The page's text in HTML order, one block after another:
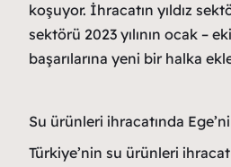
koşuyor. İhracatın yıldız
sektörü 2023 yılının ocak –
başarılarına yeni bir halka
Su ürünleri ihracatında
Türkiye’nin su ürünleri